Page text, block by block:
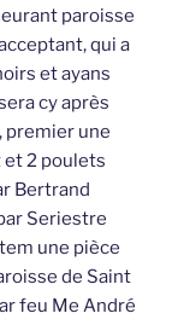
paroisse
qui a
et ayans
cy après
premier une
et 2 poulets
Bertrand
Seriestre
une pièce
de Saint
feu Me André